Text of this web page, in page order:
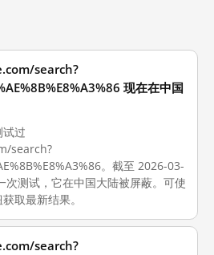
search?
现在在中国
过
search?
。截至 2026-03-
次测试，它在中国大陆被屏蔽。可使
取最新结果。
search?